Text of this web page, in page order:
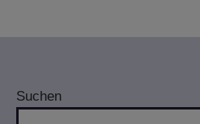
Suchen